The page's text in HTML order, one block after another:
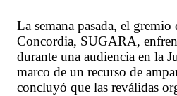
La semana pasada, el gremio
Concordia, SUGARA,
durante una audiencia en la
marco de un recurso de
concluyó que las reválidas